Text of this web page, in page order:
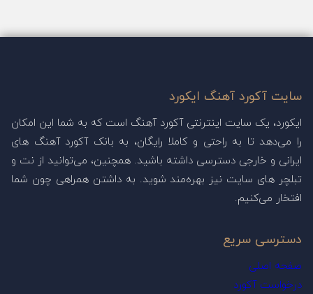
سایت آکورد آهنگ ایکورد
ایکورد، یک سایت اینترنتی آکورد آهنگ است که به شما این امکان
را می‌دهد تا به راحتی و کاملا رایگان، به بانک آکورد آهنگ های
ایرانی و خارجی دسترسی داشته باشید. همچنین، می‌توانید از نت و
تبلچر های سایت نیز بهره‌مند شوید. به داشتن همراهی چون شما
افتخار می‌کنیم.
دسترسی سریع
صفحه اصلی
درخواست آکورد